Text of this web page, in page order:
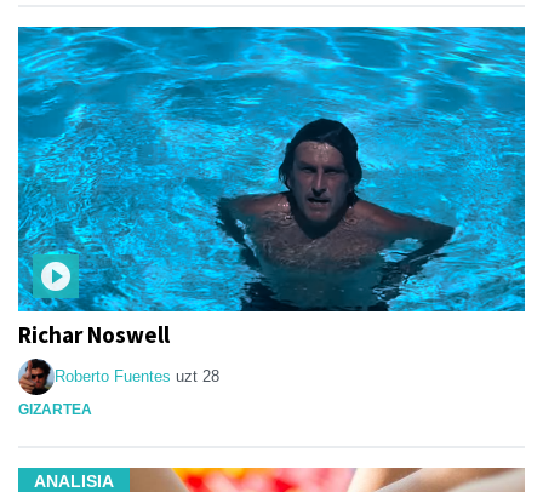
Richar Noswell
Roberto Fuentes uzt 28
GIZARTEA
ANALISIA